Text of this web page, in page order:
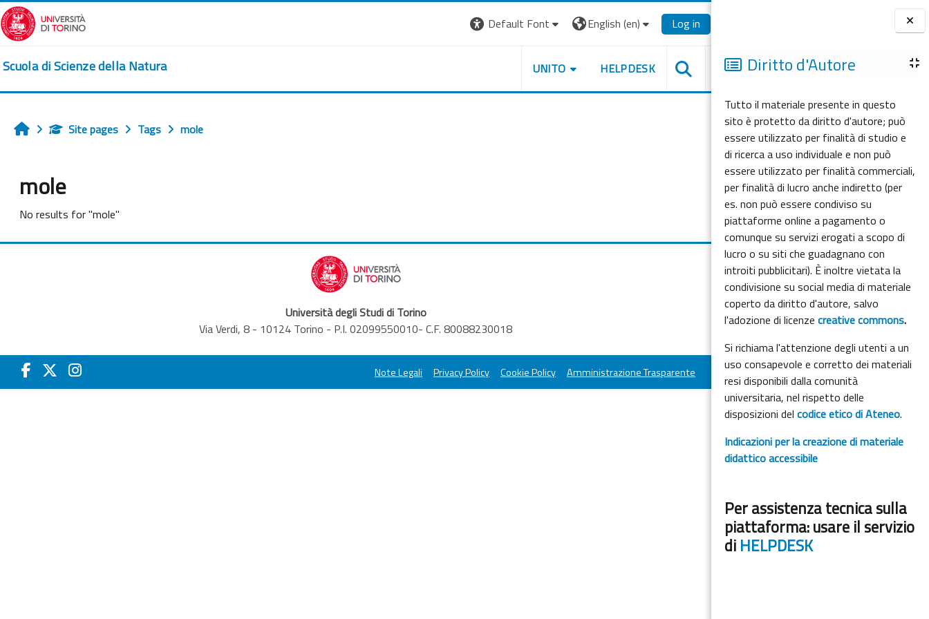
Skip to main content
BlocksDiritto d'Autore
Tutto il materiale presente in questo
sito è protetto da diritto d'autore; può
essere utilizzato per finalità di studio e
di ricerca a uso individuale e non può
essere utilizzato per finalità commerciali,
per finalità di lucro anche indiretto (per
es. non può essere condiviso su
piattaforme online a pagamento o
comunque su servizi erogati a scopo di
lucro o su siti che guadagnano con
introiti pubblicitari). È inoltre vietata la
condivisione su social media di materiale
coperto da diritto d'autore, salvo
l'adozione di licenzecreative commons.
Si richiama l'attenzione degli utenti a un
uso consapevole e corretto dei materiali
resi disponibili dalla comunità
universitaria, nel rispetto delle
disposizioni delcodice etico di Ateneo.
Indicazioni per la creazione di materiale
didattico accessibile
Per assistenza tecnica sulla
piattaforma: usare il servizio
di HELPDESK
Default Font English ‎(en)‎ Log in
Scuola di Scienze della Natura UNITO HELPDESK
HomeSite pages Tags mole
mole
No results for "mole"
Università degli Studi di Torino
Via Verdi, 8 - 10124 Torino - P.I. 02099550010- C.F. 80088230018
Note Legali Privacy Policy Cookie Policy Amministrazione Trasparente